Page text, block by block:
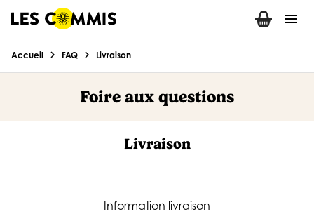
menu
Accueil chevron_right FAQ chevron_right Livraison
Foire aux questions
Livraison
Information livraison